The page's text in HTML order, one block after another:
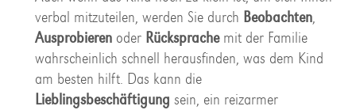
verbal mitzuteilen, werden Sie durch Beobachten,
Ausprobierenoder Rücksprachemit der Familie
wahrscheinlich schnell herausfinden, was dem Kind
am besten hilft. Das kann die
Lieblingsbeschäftigung sein, ein reizarmer